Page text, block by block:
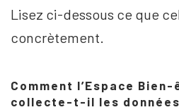
Lisez ci-dessous ce que
concrètement.
Comment l’Espace
collecte-t-il les